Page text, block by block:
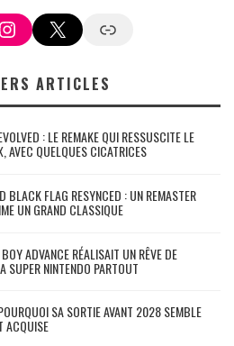
Instagram
X Google News
ARTICLES
: LE REMAKE QUI RESSUSCITE LE
AVEC QUELQUES CICATRICES
BLACK FLAG RESYNCED : UN REMASTER
UN GRAND CLASSIQUE
ADVANCE RÉALISAIT UN RÊVE DE
SUPER NINTENDO PARTOUT
SA SORTIE AVANT 2028 SEMBLE
ACQUISE